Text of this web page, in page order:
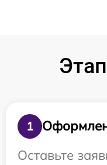
1
Оставьте